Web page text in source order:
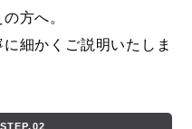
方へ。
細かくご説明いたしま
STEP.02